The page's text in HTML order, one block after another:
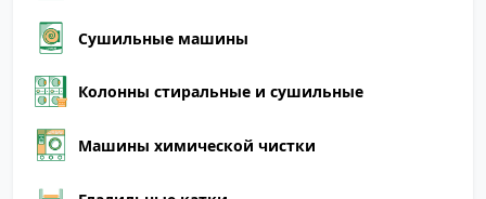
Сушильные машины
Колонны стиральные и сушильные
Машины химической чистки